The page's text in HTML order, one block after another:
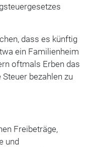
dass es künftig
ein Familienheim
oftmals Erben das
bezahlen zu
Freibeträge,
und